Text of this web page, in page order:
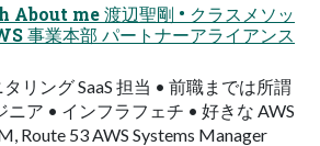
me 渡辺聖剛 • クラスメソッ
事業本部 パートナーアライアンス
リング SaaS 担当 • 前職までは所謂
ニア • インフラフェチ • 好きな AWS
Route 53 AWS Systems Manager